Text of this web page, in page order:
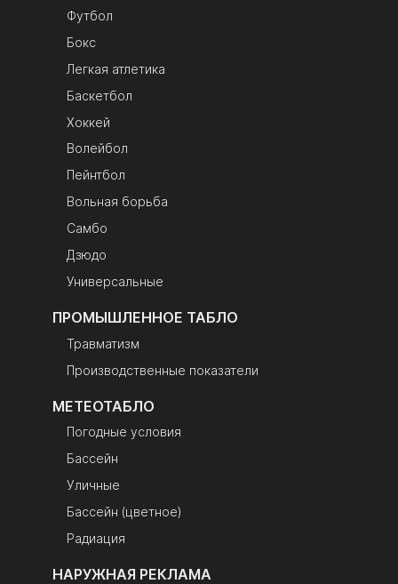
Футбол
Бокс
Легкая атлетика
Баскетбол
Хоккей
Волейбол
Пейнтбол
Вольная борьба
Самбо
Дзюдо
Универсальные
ПРОМЫШЛЕННОЕ ТАБЛО
Травматизм
Производственные показатели
МЕТЕОТАБЛО
Погодные условия
Бассейн
Уличные
Бассейн (цветное)
Радиация
НАРУЖНАЯ РЕКЛАМА